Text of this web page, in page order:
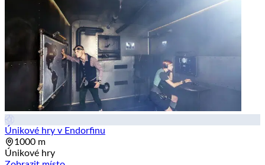
Únikové hry v Endorfinu
1000 m
Únikové hry